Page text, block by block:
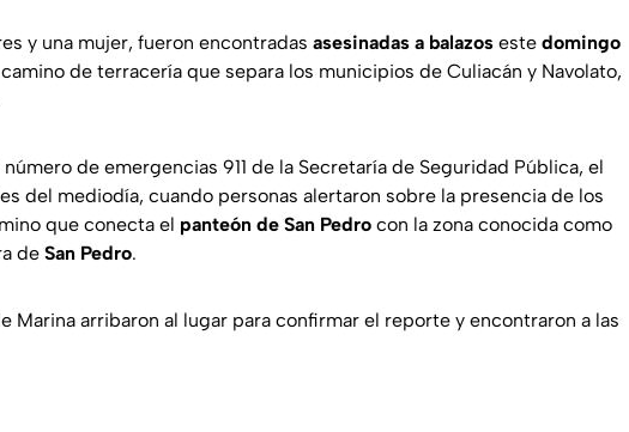
y una mujer, fueron encontradas asesinadas a balazos este domingo
de terracería que separa los municipios de Culiacán y Navolato,
de emergencias 911 de la Secretaría de Seguridad Pública, el
del mediodía, cuando personas alertaron sobre la presencia de los
que conecta el panteón de San Pedro con la zona conocida como
de San Pedro.
Marina arribaron al lugar para confirmar el reporte y encontraron a las